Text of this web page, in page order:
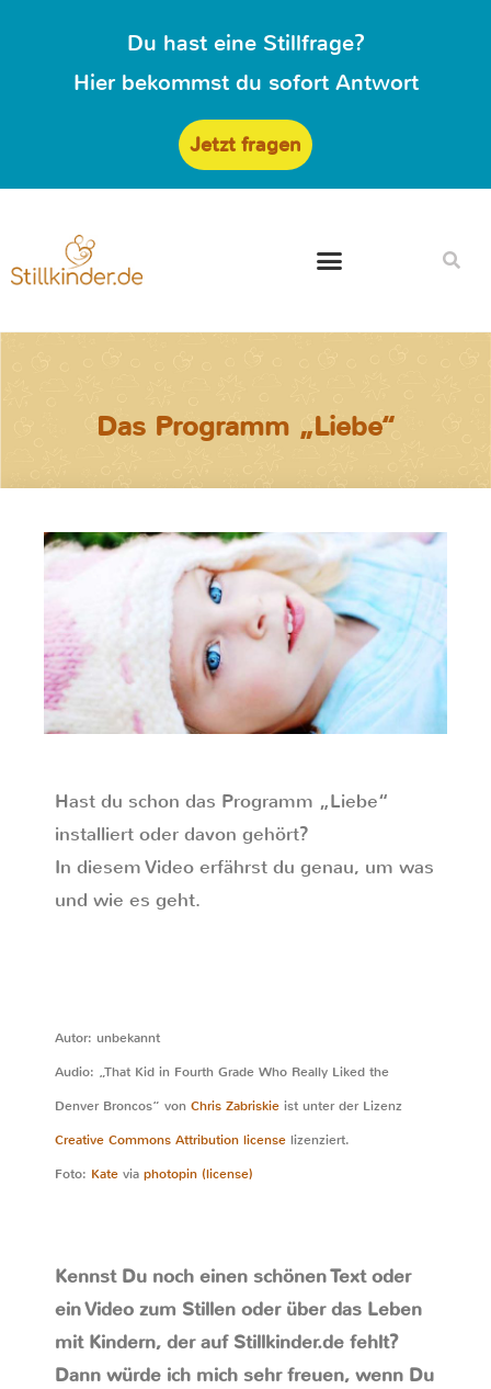
Du hast eine Stillfrage?
Hier bekommst du sofort Antwort
Jetzt fragen
Das Programm „Liebe“
Hast du schon das Programm „Liebe“
installiert oder davon gehört?
In diesem Video erfährst du genau, um was
und wie es geht.
Autor: unbekannt
Audio: „That Kid in Fourth Grade Who Really Liked the
Denver Broncos“ von Chris Zabriskie ist unter der Lizenz
Creative Commons Attribution license lizenziert.
Foto: Kate via photopin (license)
Kennst Du noch einen schönen Text oder
ein Video zum Stillen oder über das Leben
mit Kindern, der auf Stillkinder.de fehlt?
Dann würde ich mich sehr freuen, wenn Du